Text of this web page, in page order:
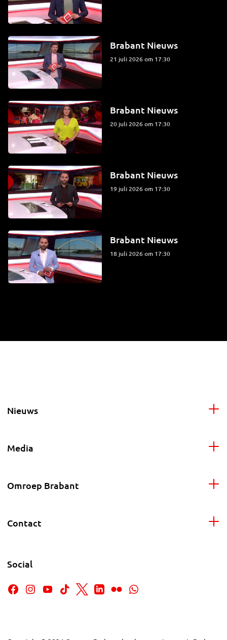
Brabant Nieuws
21 juli 2026 om 17:30
Brabant Nieuws
20 juli 2026 om 17:30
Brabant Nieuws
19 juli 2026 om 17:30
Brabant Nieuws
18 juli 2026 om 17:30
Nieuws
Media
Omroep Brabant
Contact
Social